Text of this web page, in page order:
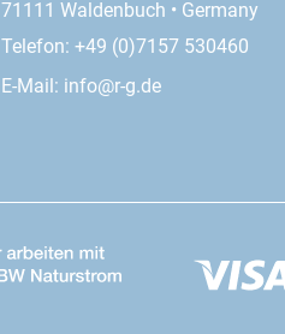
71111 Waldenbuch • Germany
Telefon: +49 (0)7157 530460
E-Mail: info@r-g.de